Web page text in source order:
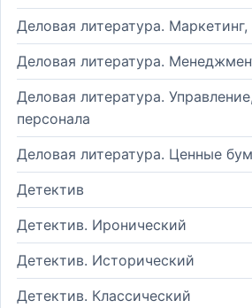
Деловая литература. Маркетинг,
Деловая литература.
Деловая литература.
персонала
Деловая литература. Ценные
Детектив
Детектив. Иронический
Детектив. Исторический
Детектив. Классический